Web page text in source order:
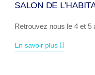
SALON DE
Retrouvez nous le 4 et
En savoir plus